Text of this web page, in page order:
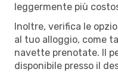
leggermente più
Inoltre, verifica le
al tuo alloggio, come
navette prenotate. Il
disponibile presso il